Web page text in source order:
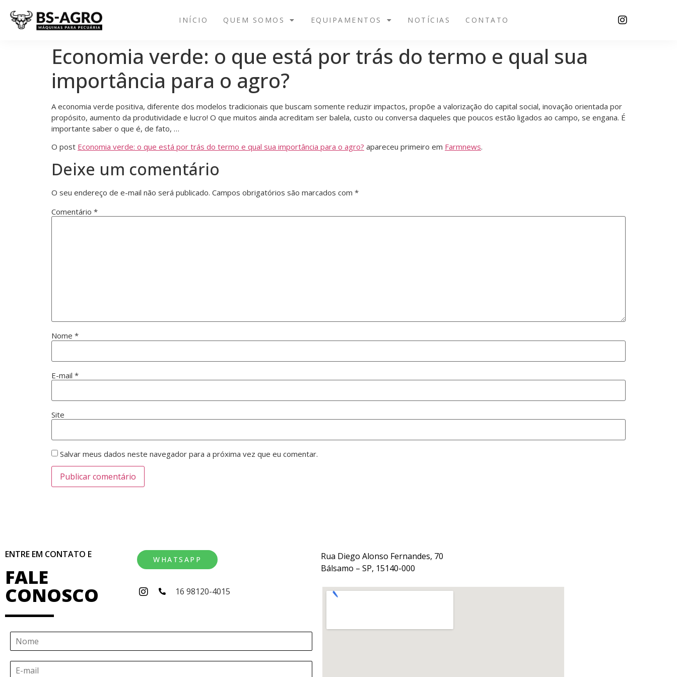
INÍCIO QUEM SOMOS EQUIPAMENTOS NOTÍCIAS CONTATO
Economia verde: o que está por trás do termo e qual sua
importância para o agro?
A economia verde positiva, diferente dos modelos tradicionais que buscam somente reduzir impactos, propõe a valorização do capital social, inovação orientada por
propósito, aumento da produtividade e lucro! O que muitos ainda acreditam ser balela, custo ou conversa daqueles que poucos estão ligados ao campo, se engana. É
importante saber o que é, de fato, …
O post Economia verde: o que está por trás do termo e qual sua importância para o agro? apareceu primeiro em Farmnews.
Deixe um comentário
O seu endereço de e-mail não será publicado. Campos obrigatórios são marcados com *
Comentário *
Nome *
E-mail *
Site
Salvar meus dados neste navegador para a próxima vez que eu comentar.
ENTRE EM CONTATO E
FALE
CONOSCO
WHATSAPP
16 98120-4015
Rua Diego Alonso Fernandes, 70
Bálsamo – SP, 15140-000
N
E